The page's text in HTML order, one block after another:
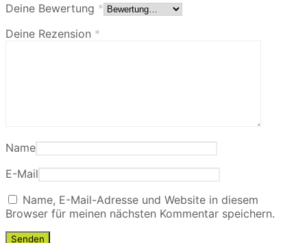
Deine Bewertung *
Deine Rezension *
Name
E-Mail
Name, E-Mail-Adresse und Website in diesem
Browser für meinen nächsten Kommentar speichern.